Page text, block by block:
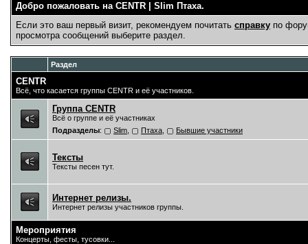
Добро пожаловать на CENTR | Slim Птаха.
Если это ваш первый визит, рекомендуем почитать справку по
просмотра сообщений выберите раздел.
Раздел
CENTR
Всё, что касается группы CENTR и её участников.
Группа CENTR
Всё о группе и её участниках
Подразделы: Slim Птаха Бывшие участники
Тексты
Тексты песен тут.
Интернет релизы.
Интернет релизы участников группы.
Мероприятия
Концерты, фесты, тусовки...